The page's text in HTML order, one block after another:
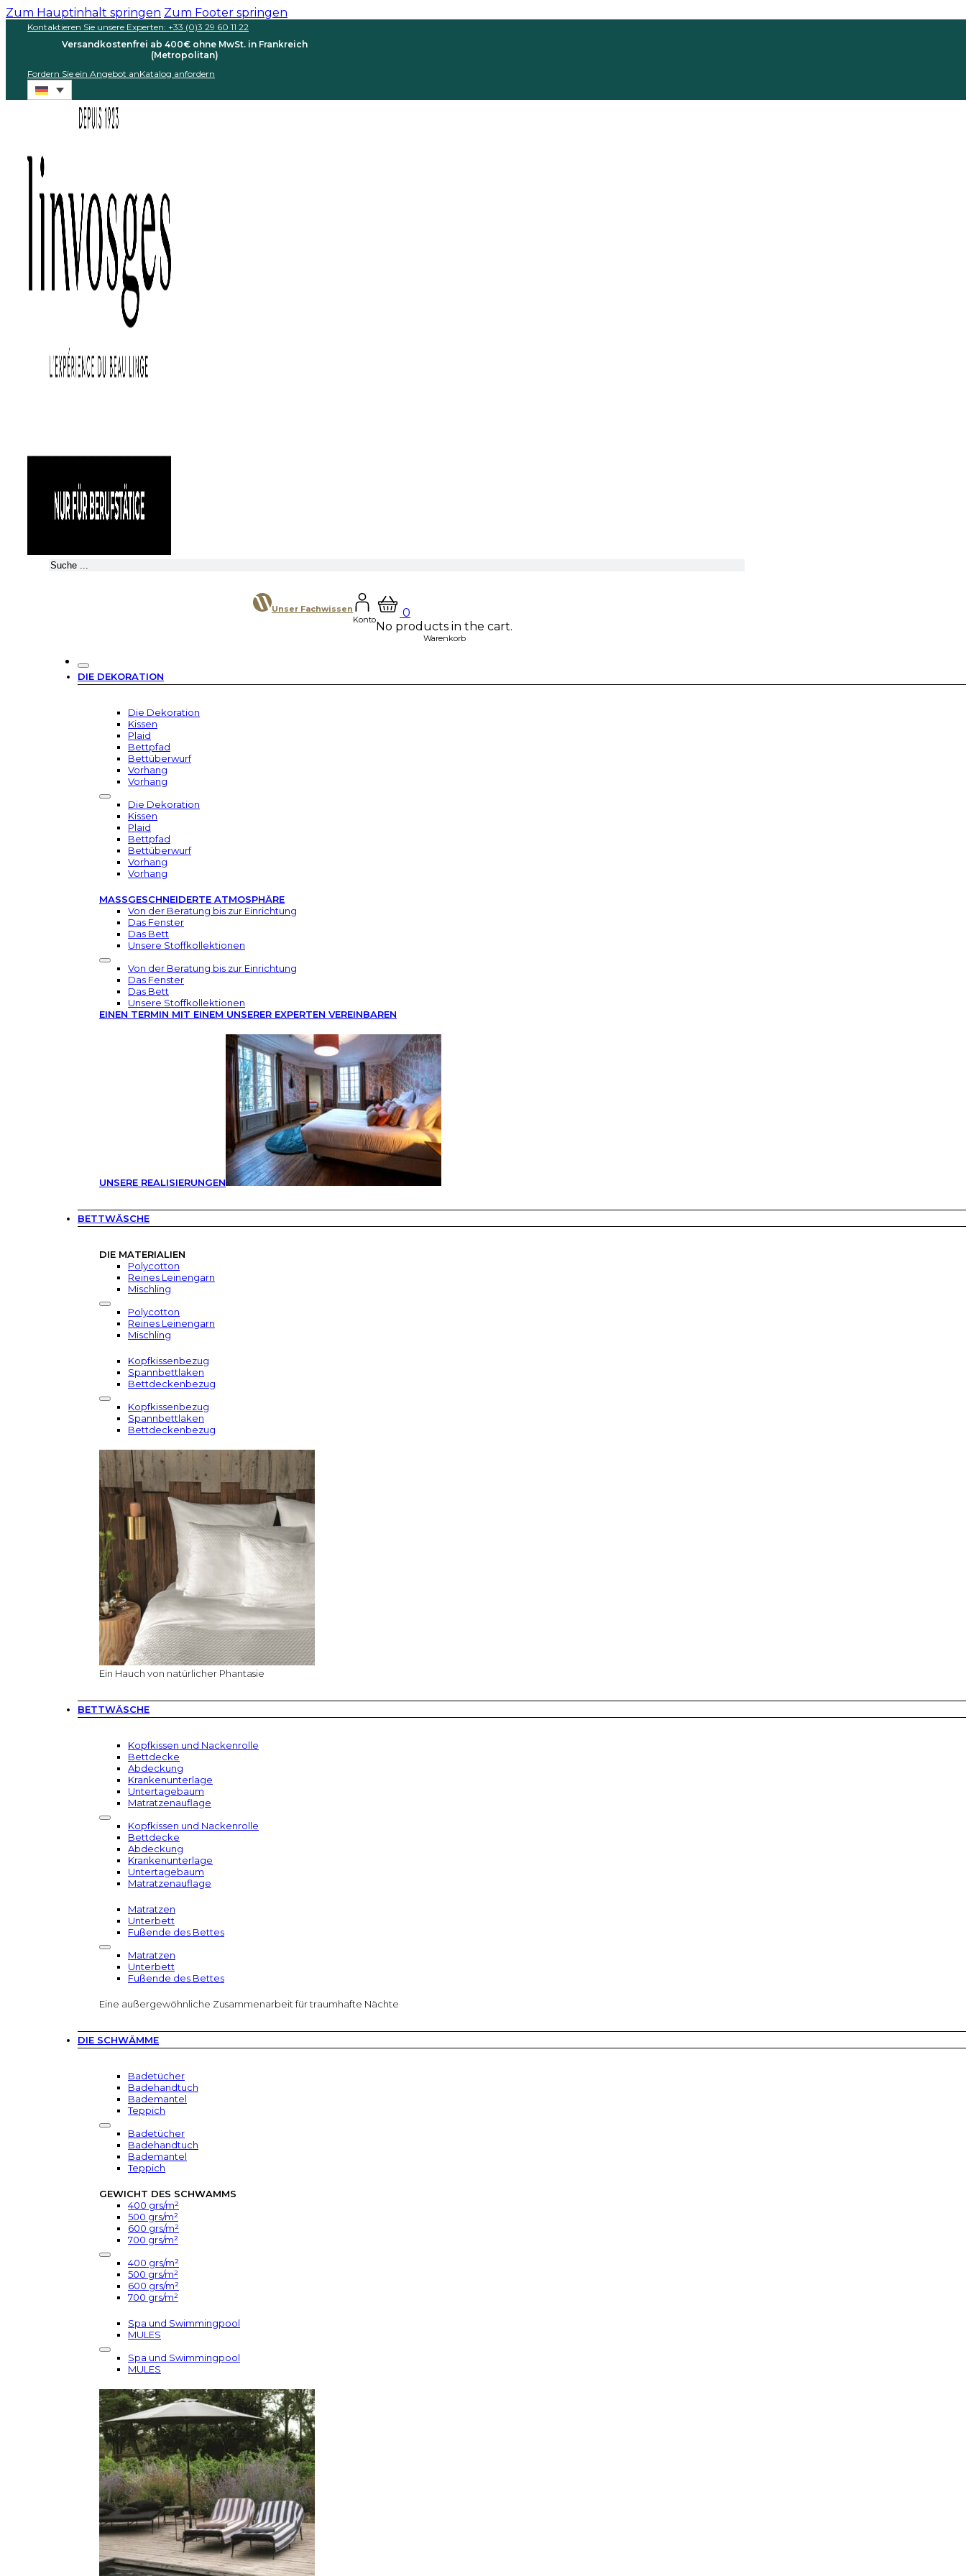
Zum Hauptinhalt springen Zum Footer springen
Kontaktieren Sie unsere Experten: +33 (0)3 29 60 11 22
Versandkostenfrei ab 400€ ohne MwSt. in Frankreich
(Metropolitan)
Fordern Sie ein Angebot anKatalog anfordern
Suchen
Unser Fachwissen
Konto
0
No products in the cart.
Warenkorb
DIE DEKORATION
Die Dekoration
Kissen
Plaid
Bettpfad
Bettüberwurf
Vorhang
Vorhang
Die Dekoration
Kissen
Plaid
Bettpfad
Bettüberwurf
Vorhang
Vorhang
MASSGESCHNEIDERTE ATMOSPHÄRE
Von der Beratung bis zur Einrichtung
Das Fenster
Das Bett
Unsere Stoffkollektionen
Von der Beratung bis zur Einrichtung
Das Fenster
Das Bett
Unsere Stoffkollektionen
EINEN TERMIN MIT EINEM UNSERER EXPERTEN VEREINBAREN
UNSERE REALISIERUNGEN
BETTWÄSCHE
DIE MATERIALIEN
Polycotton
Reines Leinengarn
Mischling
Polycotton
Reines Leinengarn
Mischling
Kopfkissenbezug
Spannbettlaken
Bettdeckenbezug
Kopfkissenbezug
Spannbettlaken
Bettdeckenbezug
Ein Hauch von natürlicher Phantasie
BETTWÄSCHE
Kopfkissen und Nackenrolle
Bettdecke
Abdeckung
Krankenunterlage
Untertagebaum
Matratzenauflage
Kopfkissen und Nackenrolle
Bettdecke
Abdeckung
Krankenunterlage
Untertagebaum
Matratzenauflage
Matratzen
Unterbett
Fußende des Bettes
Matratzen
Unterbett
Fußende des Bettes
Eine außergewöhnliche Zusammenarbeit für traumhafte Nächte
DIE SCHWÄMME
Badetücher
Badehandtuch
Bademantel
Teppich
Badetücher
Badehandtuch
Bademantel
Teppich
GEWICHT DES SCHWAMMS
400 grs/m²
500 grs/m²
600 grs/m²
700 grs/m²
400 grs/m²
500 grs/m²
600 grs/m²
700 grs/m²
Spa und Swimmingpool
MULES
Spa und Swimmingpool
MULES